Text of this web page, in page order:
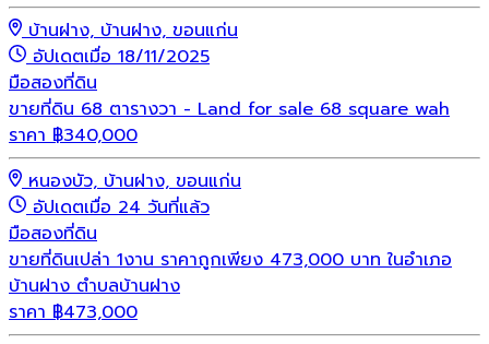
บ้านฝาง, บ้านฝาง, ขอนแก่น
อัปเดตเมื่อ 18/11/2025
มือสองที่ดิน
ขายที่ดิน 68 ตารางวา - Land for sale 68 square wah
ราคา ฿340,000
หนองบัว, บ้านฝาง, ขอนแก่น
อัปเดตเมื่อ 24 วันที่แล้ว
มือสองที่ดิน
ขายที่ดินเปล่า 1งาน ราคาถูกเพียง 473,000 บาท ในอำเภอ
บ้านฝาง ตำบลบ้านฝาง
ราคา ฿473,000